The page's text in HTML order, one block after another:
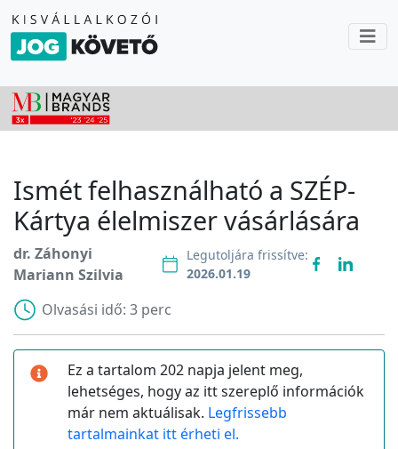
Ismét felhasználható a SZÉP-
Kártya élelmiszer vásárlására
dr. Záhonyi
Mariann Szilvia
Legutoljára frissítve:
2026.01.19
Olvasási idő: 3 perc
Ez a tartalom 202 napja jelent meg,
lehetséges, hogy az itt szereplő információk
már nem aktuálisak. Legfrissebb
tartalmainkat itt érheti el.